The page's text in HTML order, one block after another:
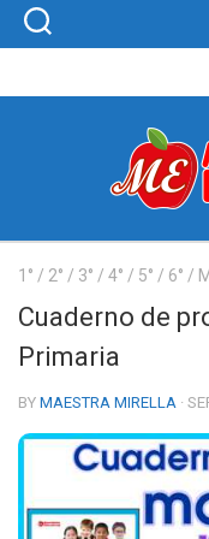
Skip
1° / 2° / 3° / 4° / 5° / 6° /
Cuaderno de
Primaria
BY MAESTRA MIRELLA ·